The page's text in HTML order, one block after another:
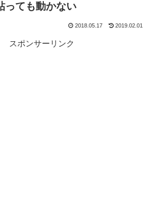
っても動かない
2018.05.17 2019.02.01
スポンサーリンク